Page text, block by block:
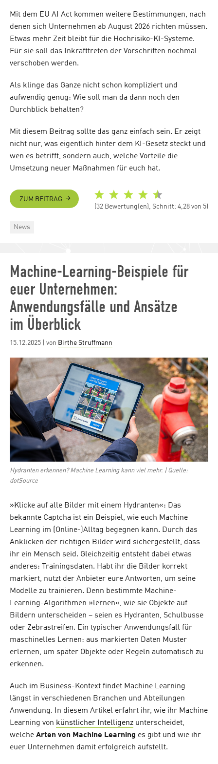
Mit dem EU AI Act kommen weitere Bestimmungen, nach
denen sich Unternehmen ab August 2026 richten müssen.
Etwas mehr Zeit bleibt für die Hochrisiko-KI-Systeme.
Für sie soll das Inkrafttreten der Vorschriften nochmal
verschoben werden.
Als klinge das Ganze nicht schon kompliziert und
aufwendig genug: Wie soll man da dann noch den
Durchblick behalten?
Mit diesem Beitrag sollte das ganz einfach sein. Er zeigt
nicht nur, was eigentlich hinter dem KI-Gesetz steckt und
wen es betrifft, sondern auch, welche Vorteile die
Umsetzung neuer Maßnahmen für euch hat.
ZUM BEITRAG
(32 Bewertung(en), Schnitt: 4,28 von 5)
Categories
News
Machine-Learning-Beispiele für
euer Unternehmen:
Anwendungsfälle und Ansätze
im Überblick
Posted
15.12.2025 | von Birthe Struffmann
Hydranten erkennen? Machine Learning kann viel mehr. | Quelle:
dotSource
»Klicke auf alle Bilder mit einem Hydranten«: Das
bekannte Captcha ist ein Beispiel, wie euch Machine
Learning im (Online-)Alltag begegnen kann. Durch das
Anklicken der richtigen Bilder wird sichergestellt, dass
ihr ein Mensch seid. Gleichzeitig entsteht dabei etwas
anderes: Trainingsdaten. Habt ihr die Bilder korrekt
markiert, nutzt der Anbieter eure Antworten, um seine
Modelle zu trainieren. Denn bestimmte Machine-
Learning-Algorithmen »lernen«, wie sie Objekte auf
Bildern unterscheiden – seien es Hydranten, Schulbusse
oder Zebrastreifen. Ein typischer Anwendungsfall für
maschinelles Lernen: aus markierten Daten Muster
erlernen, um später Objekte oder Regeln automatisch zu
erkennen.
Auch im Business-Kontext findet Machine Learning
längst in verschiedenen Branchen und Abteilungen
Anwendung. In diesem Artikel erfahrt ihr, wie ihr Machine
Learning von künstlicher Intelligenz unterscheidet,
welche Arten von Machine Learning es gibt und wie ihr
euer Unternehmen damit erfolgreich aufstellt.